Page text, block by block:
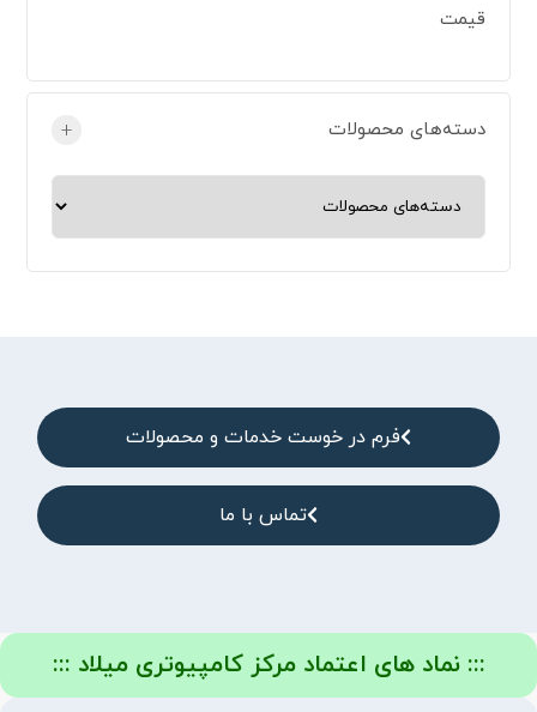
قیمت
دسته‌های محصولات +
فرم در خوست خدمات و محصولات
تماس با ما
::: نماد های اعتماد مرکز کامپیوتری میلاد :::